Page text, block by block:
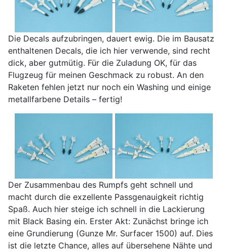
Die Decals aufzubringen, dauert ewig. Die im Bausatz
enthaltenen Decals, die ich hier verwende, sind recht
dick, aber gutmütig. Für die Zuladung OK, für das
Flugzeug für meinen Geschmack zu robust. An den
Raketen fehlen jetzt nur noch ein Washing und einige
metallfarbene Details – fertig!
Der Zusammenbau des Rumpfs geht schnell und
macht durch die exzellente Passgenauigkeit richtig
Spaß. Auch hier steige ich schnell in die Lackierung
mit Black Basing ein. Erster Akt: Zunächst bringe ich
eine Grundierung (Gunze Mr. Surfacer 1500) auf. Dies
ist die letzte Chance, alles auf übersehene Nähte und